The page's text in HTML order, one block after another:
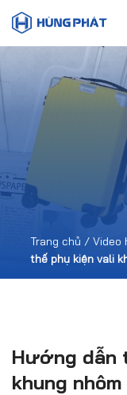
Trang chủ / Video
thế phụ kiện vali
Hướng dẫn
khung